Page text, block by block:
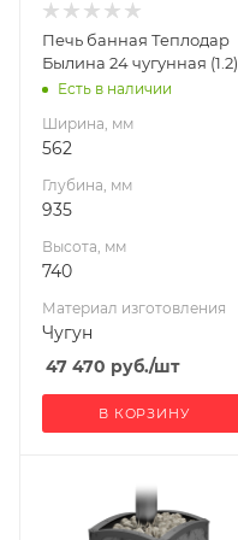
Чугун
Вид топлива
Дрова
Диаметр дымохода,
мм
Длина дров, мм
Масса камней, кг
Гарантия, мес.
Печь банная Теплодар
Былина 24 чугунная (1.2)
Есть в наличии
Ширина, мм
562
Глубина, мм
935
Высота, мм
740
Материал изготовления
Чугун
47 470 руб./шт
В КОРЗИНУ